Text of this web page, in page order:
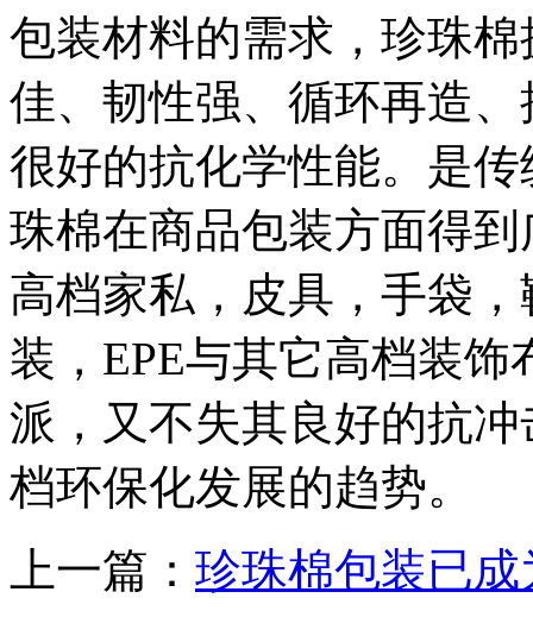
包装材料的需求，珍珠
佳、韧性强、循环再造
很好的抗化学性能。是
珠棉在商品包装方面得
高档家私，皮具，手袋
装，EPE与其它高档装
派，又不失其良好的抗
档环保化发展的趋势。
上一篇： 珍珠棉包装已